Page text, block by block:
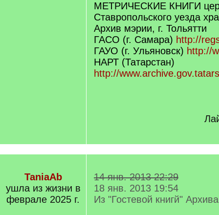
МЕТРИЧЕСКИЕ КНИГИ
Ставропольского уезда
Архив мэрии, г. Тольятти
ГАСО (г. Самара) http://
ГАУО (г. Ульяновск) http://
НАРТ (Татарстан)
http://
TaniaAb
ушла из жизни в
феврале 2025 г.
14 янв. 2013 22:29
18 янв. 2013 19:54
Из "Гостевой книгй"